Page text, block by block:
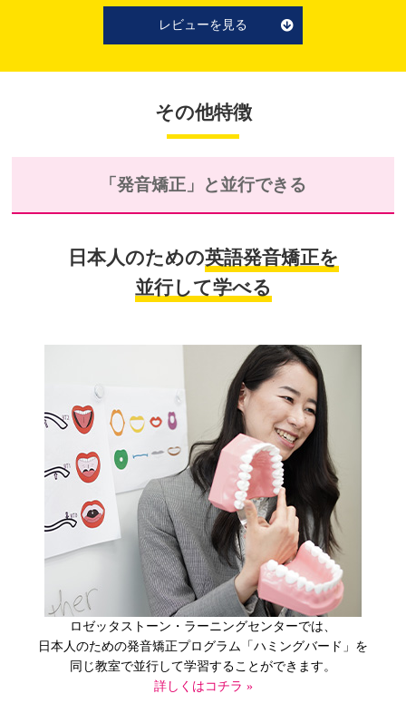
レビューを見る
その他特徴
「発音矯正」と並行できる
日本人のための英語発音矯正を
並行して学べる
ロゼッタストーン・ラーニングセンターでは、
日本人のための発音矯正プログラム 「ハミングバード」を
同じ教室で並行して学習することができます。
詳しくはコチラ »